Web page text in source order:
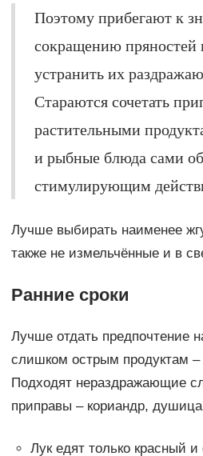
Поэтому прибегают к
сокращению пряностей
устранить их
Стараются сочетать
растительными
и рыбные блюда сами
стимулирующим
Лучше выбирать наименее
также не измельчённые и в
Ранние сроки
Лучше отдать предпочтение
слишком острым продуктам –
Подходят нераздражающие
приправы – кориандр,
Лук едят только красный